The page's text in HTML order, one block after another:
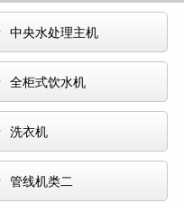
中央水处理主机
全柜式饮水机
洗衣机
管线机类二